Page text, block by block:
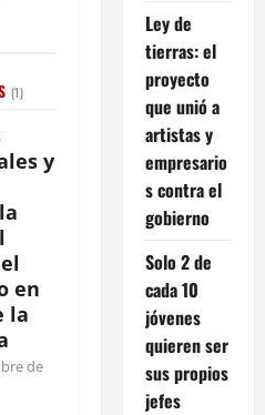
(1)
y
en
la
de
Ley de
tierras: el
proyecto
que unió a
artistas y
empresario
s contra el
gobierno
Solo 2 de
cada 10
jóvenes
quieren ser
sus propios
jefes